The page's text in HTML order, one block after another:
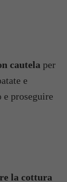
cautela per
e
proseguire
la cottura